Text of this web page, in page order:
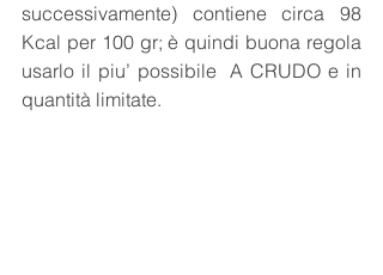
successivamente) contiene circa 98
Kcal per 100 gr; è quindi buona regola
usarlo il piu’ possibile  A CRUDO e in
quantità limitate.